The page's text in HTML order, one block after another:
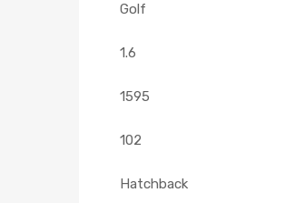
Golf
1.6
1595
102
Hatchback